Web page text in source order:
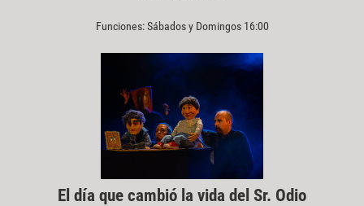
Funciones: Sábados y Domingos 16:00
El día que cambió la vida del Sr. Odio